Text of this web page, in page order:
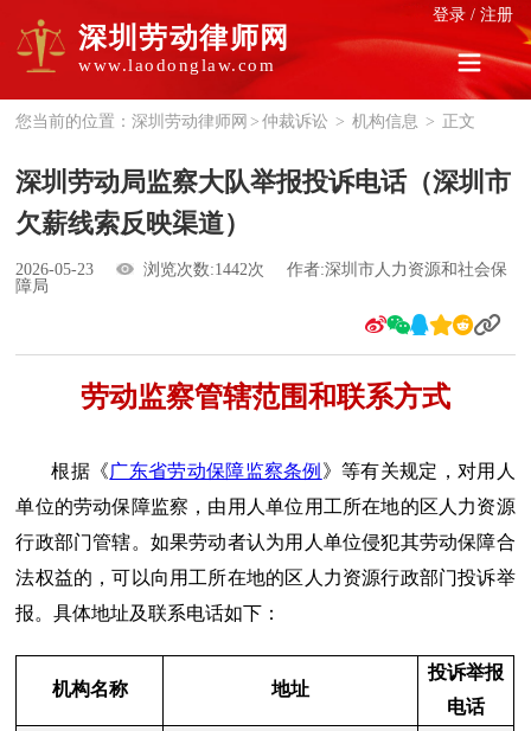
登录 / 注册
深圳劳动律师网
www.laodonglaw.com
您当前的位置：深圳劳动律师网 > 仲裁诉讼 > 机构信息 > 正文
深圳劳动局监察大队举报投诉电话（深圳市
欠薪线索反映渠道）
2026-05-23 浏览次数:1442次
作者:深圳市人力资源和社会保
障局
劳动监察管辖范围和联系方式
根据《广东省劳动保障监察条例 》等有关规定，对用人
单位的劳动保障监察，由用人单位用工所在地的区人力资源
行政部门管辖。如果劳动者认为用人单位侵犯其劳动保障合
法权益的，可以向用工所在地的区人力资源行政部门投诉举
报。具体地址及联系电话如下：
机构名称 地址
投诉举报
电话